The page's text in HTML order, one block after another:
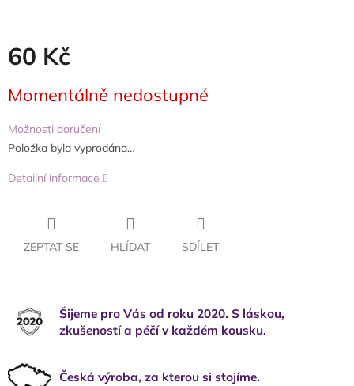
60 Kč
cena:
Momentálně nedostupné
Možnosti doručení
Položka byla vyprodána…
Detailní informace
ZEPTAT SE HLÍDAT SDÍLET
Šijeme pro Vás od roku 2020. S láskou,
zkušeností a péčí v každém kousku.
Česká výroba, za kterou si stojíme.